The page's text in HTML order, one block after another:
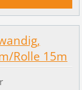
Rolle 15m